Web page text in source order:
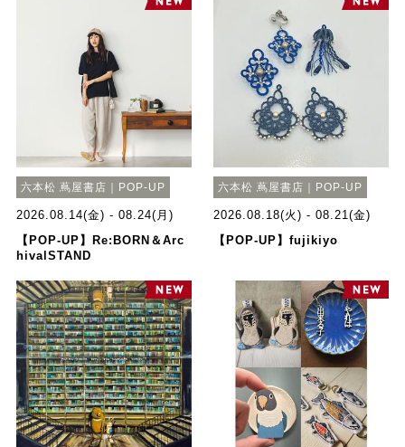
六本松 蔦屋書店｜POP-UP
2026.08.14(金) - 08.24(月)
【POP-UP】Re:BORN＆Arc
hivalSTAND
六本松 蔦屋書店｜POP-UP
2026.08.18(火) - 08.21(金)
【POP-UP】fujikiyo